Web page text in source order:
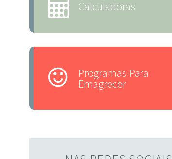
Calculadoras
Programas Para
Emagrecer